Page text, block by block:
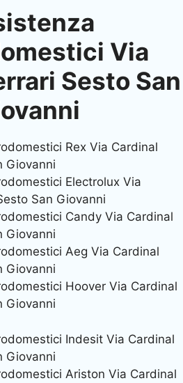
Via
Sesto San
Rex Via Cardinal
Giovanni
Electrolux Via
San Giovanni
Candy Via Cardinal
Giovanni
Aeg Via Cardinal
Giovanni
Hoover Via Cardinal
Giovanni
Indesit Via Cardinal
Giovanni
Ariston Via Cardinal